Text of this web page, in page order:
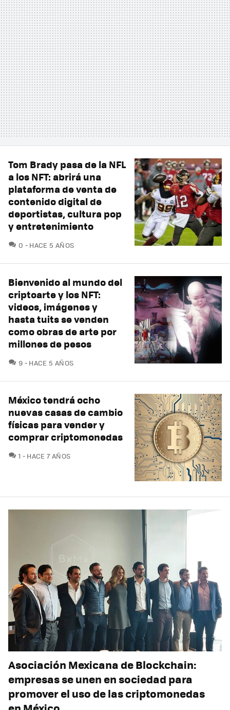
Tom Brady pasa de la NFL
a los NFT: abrirá una
plataforma de venta de
contenido digital de
deportistas, cultura pop
y entretenimiento
0 COMENTARIOS
HACE 5 AÑOS
Bienvenido al mundo del
criptoarte y los NFT:
videos, imágenes y
hasta tuits se venden
como obras de arte por
millones de pesos
9 COMENTARIOS
HACE 5 AÑOS
México tendrá ocho
nuevas casas de cambio
físicas para vender y
comprar criptomonedas
1 COMENTARIOS
HACE 7 AÑOS
Asociación Mexicana de Blockchain:
empresas se unen en sociedad para
promover el uso de las criptomonedas